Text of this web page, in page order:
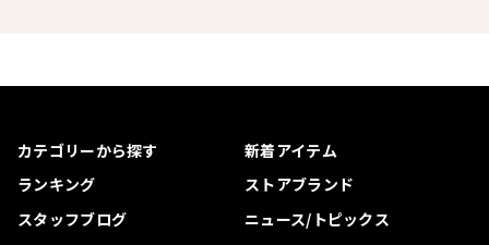
カテゴリーから探す
新着アイテム
ランキング
ストアブランド
スタッフブログ
ニュース/トピックス